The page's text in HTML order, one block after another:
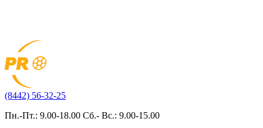
(8442) 56-32-25
Пн.-Пт.: 9.00-18.00 Сб.- Вс.: 9.00-15.00